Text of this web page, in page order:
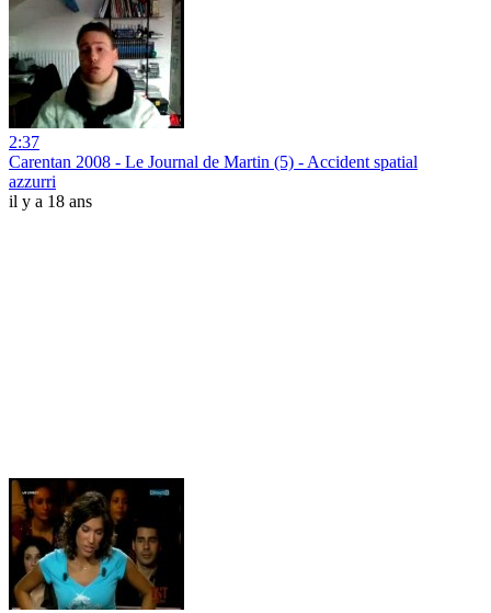
2:37
Carentan 2008 - Le Journal de Martin (5) - Accident spatial
azzurri
il y a 18 ans